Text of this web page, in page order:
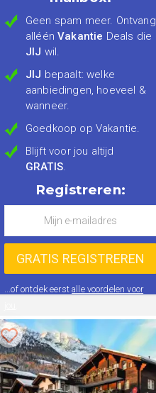
Geen spam meer. Ontvang
alléénVakantie Deals die
JIJ wil.
JIJ bepaalt: welke
aanbiedingen, hoeveel &
wanneer.
Goedkoop op Vakantie.
Blijft voor jou altijd
GRATIS.
Registreren:
...of ontdek eerstalle voordelen voor